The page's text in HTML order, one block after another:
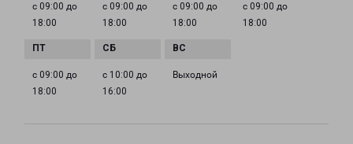
с 09:00 до
18:00
с 09:00 до
18:00
с 09:00 до
18:00
с 09:00 до
18:00
с 09:00 до
18:00
с 10:00 до
16:00
Выходной